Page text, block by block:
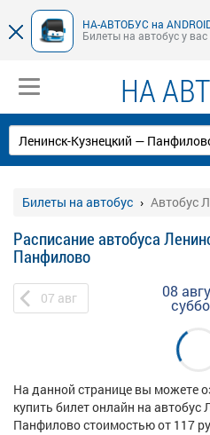
НА-АВТОБУС на
Билеты на автобус у
НА
Билеты на автобус Автобус
Расписание автобуса
Панфилово
07 авг 08
На данной странице вы можете
купить билет онлайн на автобус
Панфилово стоимостью от 117